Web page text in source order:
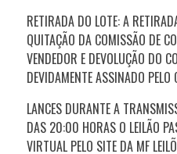
RETIRADA DO LOTE: A
QUITAÇÃO DA COMISSÃO DE
VENDEDOR E DEVOLUÇÃO DO
DEVIDAMENTE ASSINADO PELO
LANCES DURANTE A
DAS 20:00 HORAS O LEILÃO
VIRTUAL PELO SITE DA MF